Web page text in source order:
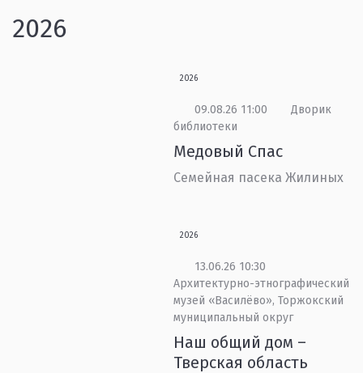
2026
2026
09.08.26 11:00
Дворик
библиотеки
Медовый Спас
Семейная пасека Жилиных
2026
13.06.26 10:30
Архитектурно-этнографический
музей «Василёво», Торжокский
муниципальный округ
Наш общий дом –
Тверская область